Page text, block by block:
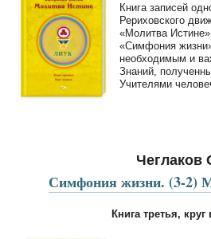
Книга записей
Рериховского
«Молитва
«Симфония
необходимым и
Знаний,
Учителями
Чеглаков
Симфония жизни. (3-2)
Книга третья, круг